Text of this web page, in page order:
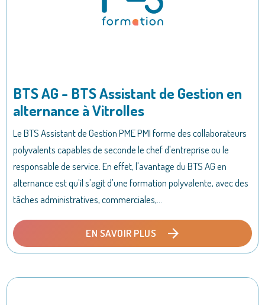
BTS AG - BTS Assistant de Gestion en
alternance à Vitrolles
Le BTS Assistant de Gestion PME PMI forme des collaborateurs
polyvalents capables de seconde le chef d'entreprise ou le
responsable de service. En effet, l'avantage du BTS AG en
alternance est qu'il s'agit d'une formation polyvalente, avec des
tâches administratives, commerciales,...
EN SAVOIR PLUS